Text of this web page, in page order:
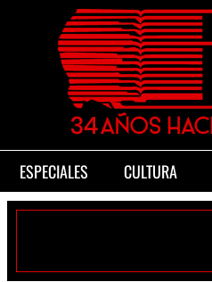
ESPECIALES CULTURA